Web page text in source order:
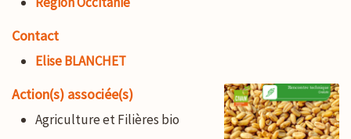
Contact
Elise BLANCHET
Action(s) associée(s)
Agriculture et Filières bio